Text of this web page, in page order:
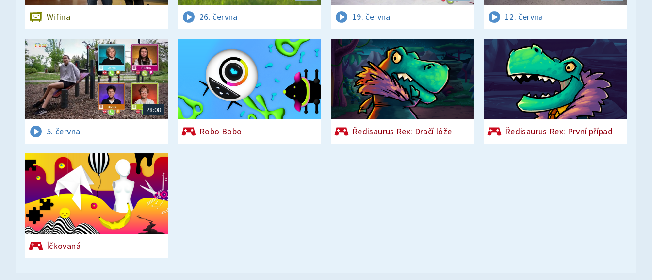
Wifina 26. června 19. června 12. června
28:08
5. června Robo Bobo Ředisaurus Rex: Dračí lóže Ředisaurus Rex: První případ
Íčkovaná